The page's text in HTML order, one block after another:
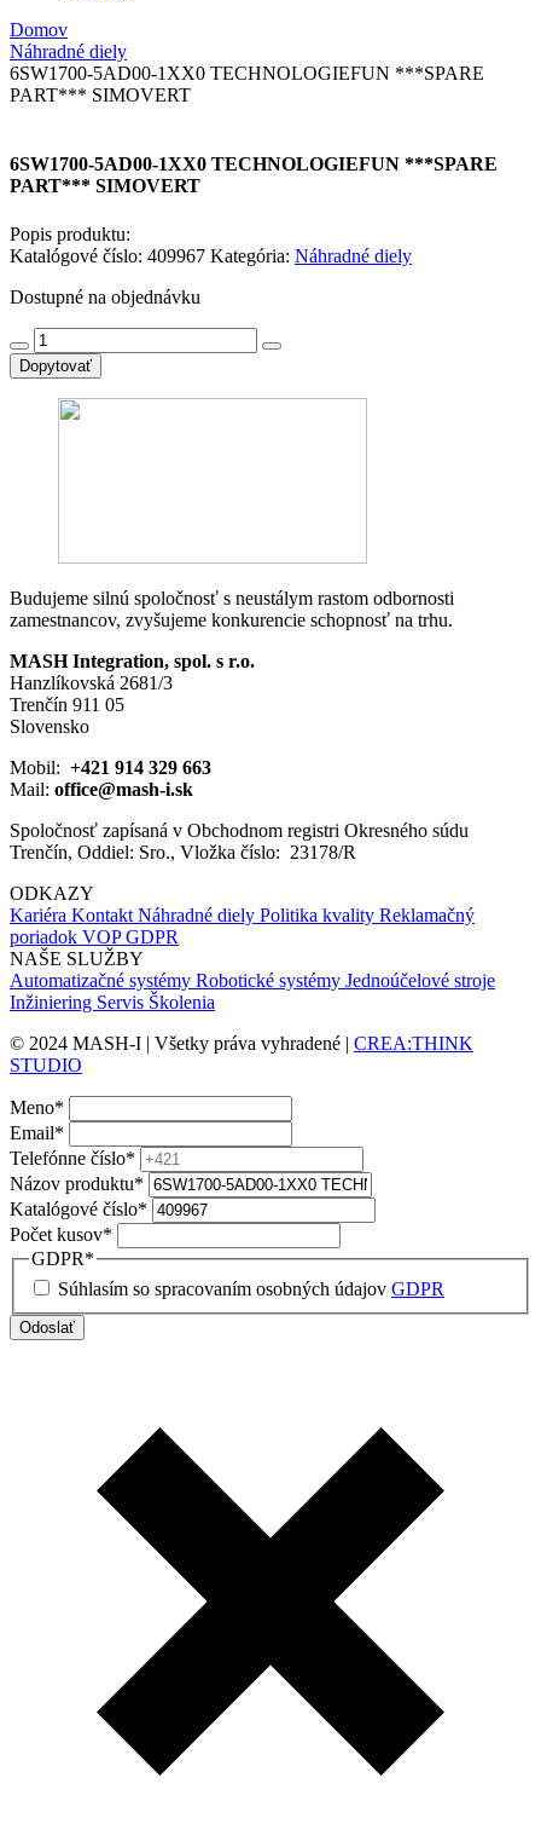
Domov
Náhradné diely
6SW1700-5AD00-1XX0 TECHNOLOGIEFUN ***SPARE
PART*** SIMOVERT
6SW1700-5AD00-1XX0 TECHNOLOGIEFUN ***SPARE
PART*** SIMOVERT
Popis produktu:
Katalógové číslo: 409967 Kategória: Náhradné diely
Dostupné na objednávku
množstvo
6SW1700-
5AD00-
TECHNOLOGIEFUN
Dopytovať
Budujeme silnú spoločnosť s neustálym rastom odbornosti
zamestnancov, zvyšujeme konkurencie schopnosť na trhu.
MASH Integration, spol. s r.o.
Hanzlíkovská 2681/3
Trenčín 911 05
Slovensko
Mobil: +421 914 329 663
Mail: office@mash-i.sk
Spoločnosť zapísaná v Obchodnom registri Okresného súdu
Trenčín, Oddiel: Sro., Vložka číslo: 23178/R
ODKAZY
Kariéra Kontakt Náhradné diely Politika kvality Reklamačný
poriadok VOPGDPR
NAŠE SLUŽBY
Automatizačné systémy Robotické systémy Jednoúčelové stroje
Inžiniering Servis Školenia
© 2024 MASH-I | Všetky práva vyhradené | CREA:THINK
STUDIO
Meno*
Email*
Telefónne číslo*
Názov produktu*
Katalógové číslo*
Počet kusov*
GDPR*
Súhlasím so spracovaním osobných údajov GDPR
Odoslať